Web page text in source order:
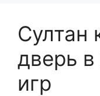
Султан
дверь
игр